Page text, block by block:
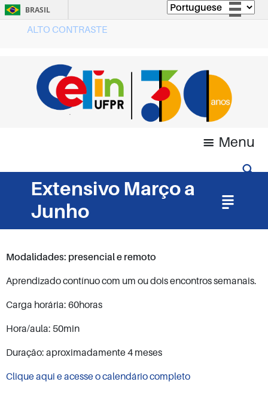
BRASIL
Acesso à informação
Legislação
Canais
ALTO CONTRASTE
Menu
Extensivo Março a
Junho
Modalidades: presencial e remoto
Aprendizado contínuo com um ou dois encontros semanais.
Carga horária: 60horas
Hora/aula: 50min
Duração: aproximadamente 4 meses
Clique aqui e acesse o calendário completo